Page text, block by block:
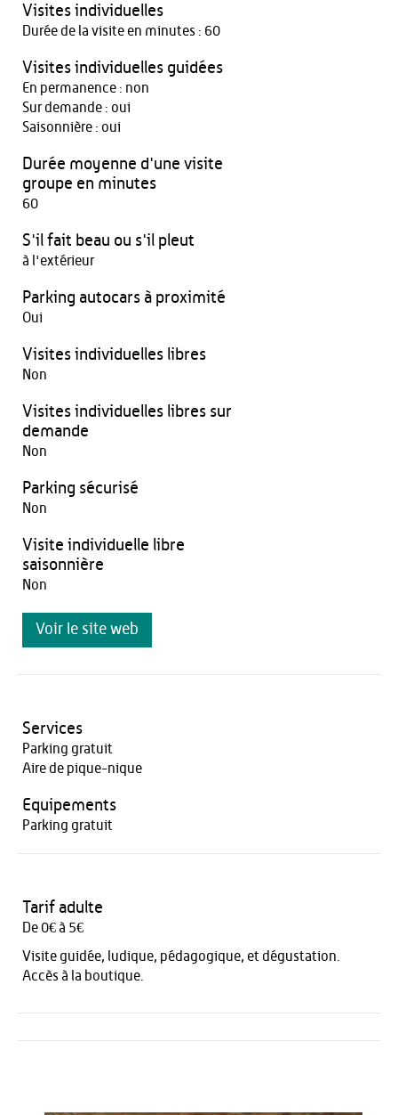
Visites individuelles
Durée de la visite en minutes : 60
Visites individuelles guidées
En permanence : non
Sur demande : oui
Saisonnière : oui
Durée moyenne d'une visite
groupe en minutes
60
S'il fait beau ou s'il pleut
à l'extérieur
Parking autocars à proximité
Oui
Visites individuelles libres
Non
Visites individuelles libres sur
demande
Non
Parking sécurisé
Non
Visite individuelle libre
saisonnière
Non
Voir le site web
Services
Parking gratuit
Aire de pique-nique
Equipements
Parking gratuit
Tarif adulte
De 0€ à 5€
Visite guidée, ludique, pédagogique, et dégustation.
Accès à la boutique.